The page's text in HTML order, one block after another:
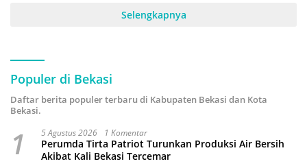
Selengkapnya
Populer di Bekasi
Daftar berita populer terbaru di Kabupaten Bekasi dan Kota
Bekasi.
1 5 Agustus 2026 1 Komentar
Perumda Tirta Patriot Turunkan Produksi Air Bersih
Akibat Kali Bekasi Tercemar